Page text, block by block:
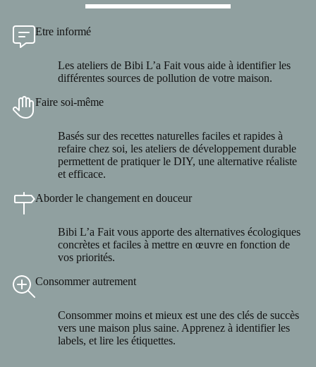
Etre informé
Les ateliers de Bibi L’a Fait vous aide à identifier les
différentes sources de pollution de votre maison.
Faire soi-même
Basés sur des recettes naturelles faciles et rapides à
refaire chez soi, les ateliers de développement durable
permettent de pratiquer le DIY, une alternative réaliste
et efficace.
Aborder le changement en douceur
Bibi L’a Fait vous apporte des alternatives écologiques
concrètes et faciles à mettre en œuvre en fonction de
vos priorités.
Consommer autrement
Consommer moins et mieux est une des clés de succès
vers une maison plus saine. Apprenez à identifier les
labels, et lire les étiquettes.